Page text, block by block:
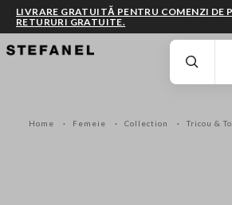
MERGI LA CONȚINUTUL PRINCIPAL
LIVRARE GRATUITĂ PENTRU COMENZI DE
RETURURI GRATUITE.
Home Femeie Collection Tricou &